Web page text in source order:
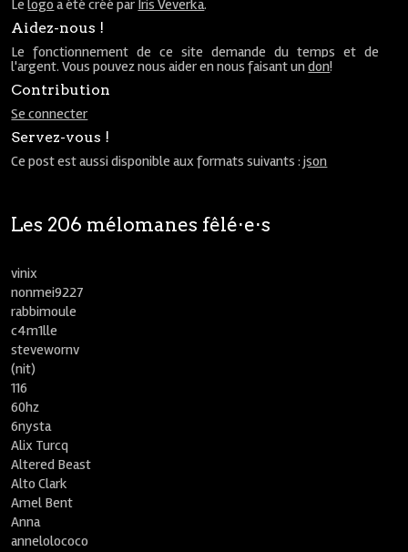
Lelogo a été créé par Iris Veverka.
Aidez-nous !
Le fonctionnement de ce site demande du temps et de
l'argent. Vous pouvez nous aider en nous faisant undon!
Contribution
Se connecter
Servez-vous !
Ce post est aussi disponible aux formats suivants :json
Les 206 mélomanes fêlé⋅e⋅s
vinix
nonmei9227
rabbimoule
c4m1lle
stevewornv
(nit)
116
60hz
6nysta
Alix Turcq
Altered Beast
Alto Clark
Amel Bent
Anna
annelolococo